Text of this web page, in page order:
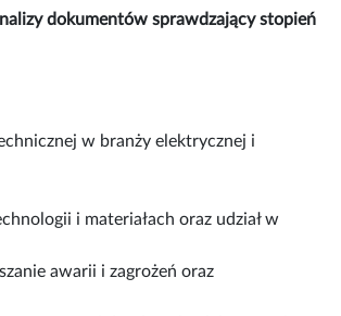
dokumentów sprawdzający stopień
w branży elektrycznej i
i materiałach oraz udział w
awarii i zagrożeń oraz